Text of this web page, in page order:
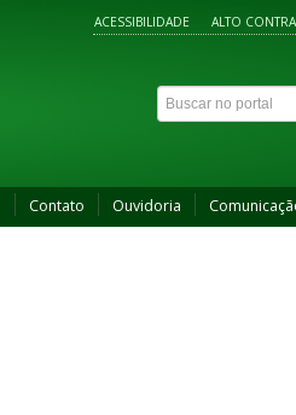
ACESSIBILIDADE ALTO
Contato Ouvidoria